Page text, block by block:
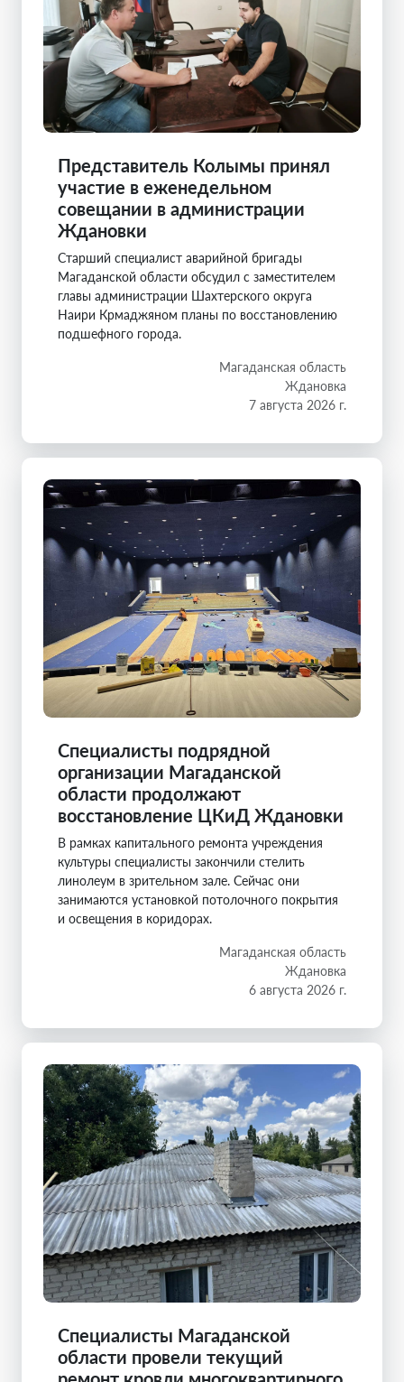
Представитель Колымы принял
участие в еженедельном
совещании в администрации
Ждановки
Старший специалист аварийной бригады
Магаданской области обсудил с заместителем
главы администрации Шахтерского округа
Наири Крмаджяном планы по восстановлению
подшефного города.
Магаданская область
Ждановка
7 августа 2026 г.
Специалисты подрядной
организации Магаданской
области продолжают
восстановление ЦКиД Ждановки
В рамках капитального ремонта учреждения
культуры специалисты закончили стелить
линолеум в зрительном зале. Сейчас они
занимаются установкой потолочного покрытия
и освещения в коридорах.
Магаданская область
Ждановка
6 августа 2026 г.
Специалисты Магаданской
области провели текущий